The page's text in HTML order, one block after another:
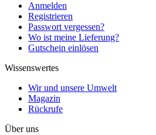
Anmelden
Registrieren
Passwort vergessen?
Wo ist meine Lieferung?
Gutschein einlösen
Wissenswertes
Wir und unsere Umwelt
Magazin
Rückrufe
Über uns